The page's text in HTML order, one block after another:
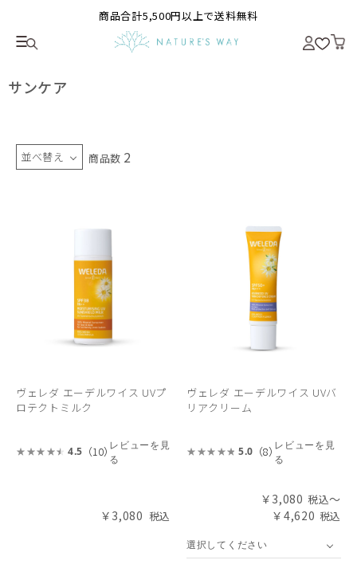
商品合計5,500円以上で送料無料
サンケア
並べ替え 商品数 2
ヴェレダ エーデルワイス UVプ
ロテクトミルク
4.5 （10） レビューを見
る
￥3,080
ヴェレダ エーデルワイス UVバ
リアクリーム
5.0 （8） レビューを見
る
￥3,080
～
￥4,620
選択してください